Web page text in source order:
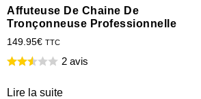
Affuteuse De Chaine De
Tronçonneuse Professionnelle
149.95€ TTC
2 avis
Lire la suite